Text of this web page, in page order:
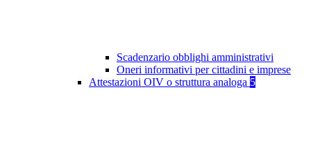
Scadenzario obblighi amministrativi
Oneri informativi per cittadini e imprese
Attestazioni OIV o struttura analoga 5